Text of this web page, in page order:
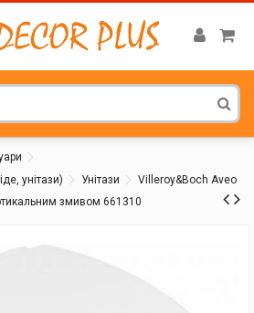
унітази)
Унітази
Villeroy&Boch Aveo
змивом 661310